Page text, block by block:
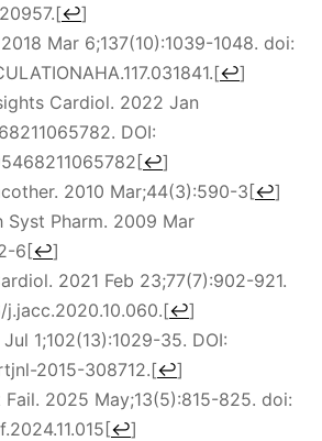
[↩]
2018 Mar 6;137(10):1039-1048. doi:
[↩]
Cardiol. 2022 Jan
DOI:
[↩]
2010 Mar;44(3):590-3[↩]
Syst Pharm. 2009 Mar
6[↩]
2021 Feb 23;77(7):902-921.
j.jacc.2020.10.060.[↩]
1;102(13):1029-35. DOI:
2015-308712.[↩]
2025 May;13(5):815-825. doi:
[↩]